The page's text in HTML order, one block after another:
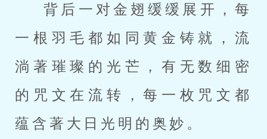
背后一对金翅缓缓展开，每
一根羽毛都如同黄金铸就，流
淌著璀璨的光芒，有无数细密
的咒文在流转，每一枚咒文都
蕴含著大日光明的奥妙。